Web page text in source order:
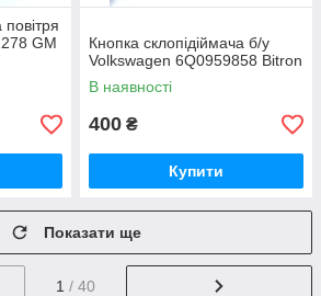
GM
Кнопка склопідіймача б/у
Volkswagen 6Q0959858 Bitron
В наявності
400 ₴
Купити
Показати ще
1 / 40